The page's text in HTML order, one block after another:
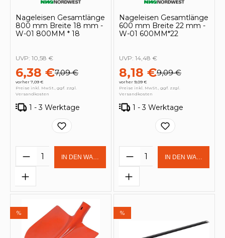
Nageleisen Gesamtlänge
800 mm Breite 18 mm -
W-01 800MM * 18
6,38 €7,09 €
vorher 7,09 €
UVP: 10,58 €
Preise inkl. MwSt., ggf. zzgl.
Versandkosten
1 - 3 Werktage
Produkt Anzahl: Gib den
IN DEN WARENKORB
Nageleisen Gesamtlänge
600 mm Breite 22 mm -
W-01 600MM*22
8,18 €9,09 €
vorher 9,09 €
UVP: 14,48 €
Preise inkl. MwSt., ggf. zzgl.
Versandkosten
1 - 3 Werktage
Produkt Anzahl:
IN DEN
% %